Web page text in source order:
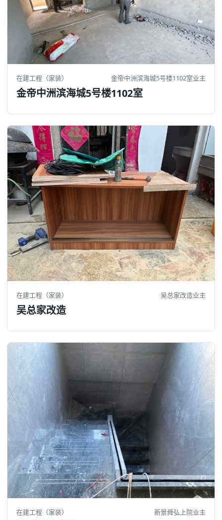
在建工程（家装） 金帝中洲滨海城5号楼1102室业主
金帝中洲滨海城5号楼1102室
在建工程（家装） 吴总家改造业主
吴总家改造
在建工程（家装） 新景舜弘上院业主